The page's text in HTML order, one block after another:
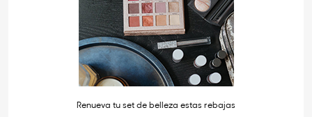
Renueva tu set de belleza estas rebajas